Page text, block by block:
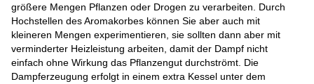
größere Mengen Pflanzen oder Drogen zu verarbeiten. Durch
Hochstellen des Aromakorbes können Sie aber auch mit
kleineren Mengen experimentieren, sie sollten dann aber mit
verminderter Heizleistung arbeiten, damit der Dampf nicht
einfach ohne Wirkung das Pflanzengut durchströmt. Die
Dampferzeugung erfolgt in einem extra Kessel unter dem